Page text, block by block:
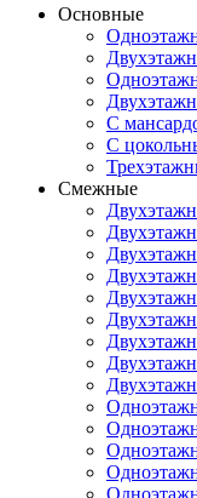
Основные
С
С
Смежные